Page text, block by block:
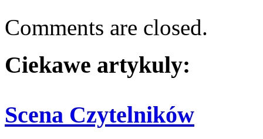
Comments are closed.
Ciekawe artykuly:
Scena Czytelników